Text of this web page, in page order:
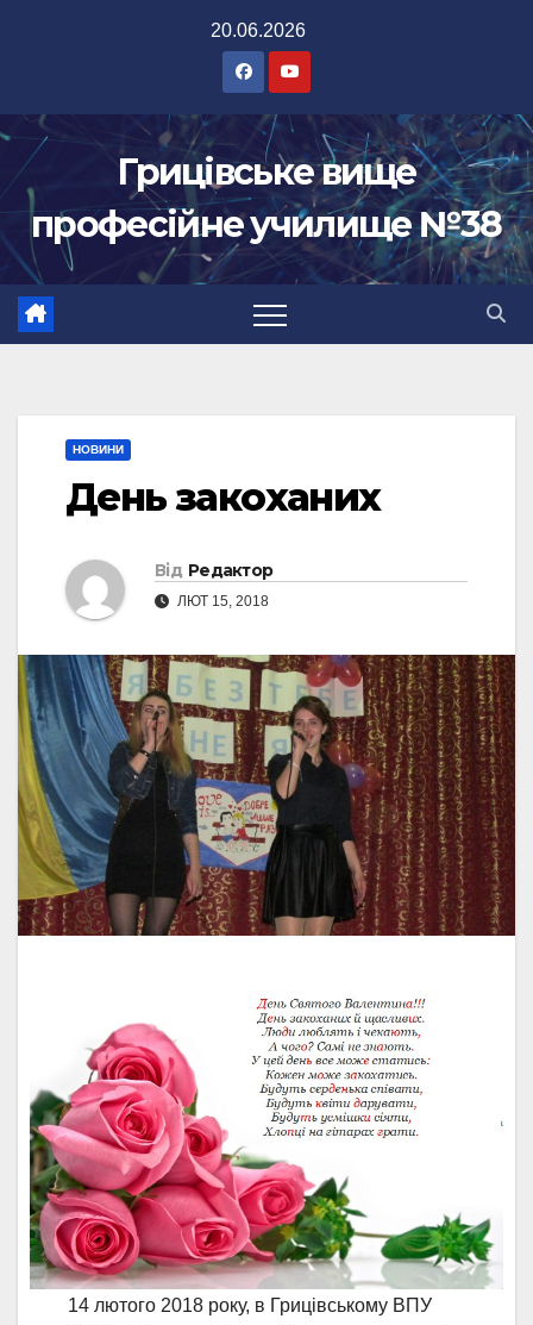
20.06.2026
Грицівське вище
професійне училище №38
НОВИНИ
День закоханих
Від Редактор
ЛЮТ 15, 2018
14 лютого 2018 року, в Грицівському ВПУ